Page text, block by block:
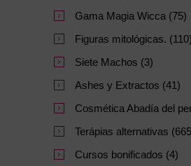
Gama Magia Wicca (75)
Figuras mitológicas. (110)
Siete Machos (3)
Ashes y Extractos (41)
Cosmética Abadía del
Terápias alternativas
Cursos bonificados (4)